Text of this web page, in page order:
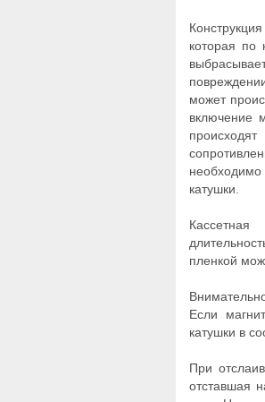
которая по
может
включение
катушки.
пленкой
Если
катушки в
При
отставшая